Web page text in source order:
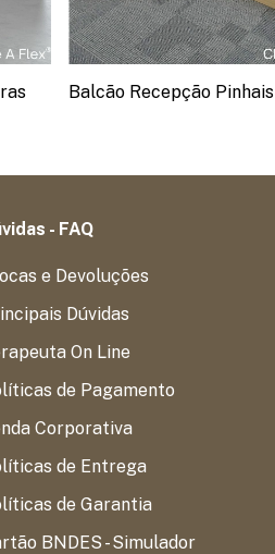
Balcão Recepção Pinhais
- FAQ
e Devoluções
Dúvidas
On Line
de Pagamento
Corporativa
de Entrega
de Garantia
BNDES - Simulador